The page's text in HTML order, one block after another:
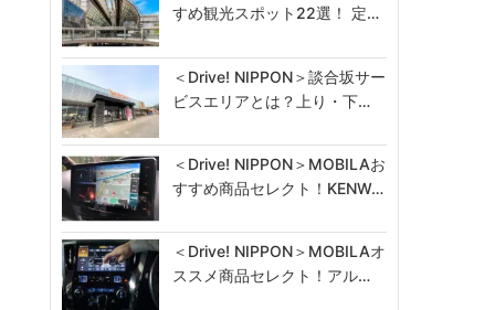
すめ観光スポット22選！ 定…
＜Drive! NIPPON＞談合坂サー
ビスエリアとは？上り・下…
＜Drive! NIPPON＞MOBILAお
すすめ商品セレクト！KENW…
＜Drive! NIPPON＞MOBILAオ
ススメ商品セレクト！アル…